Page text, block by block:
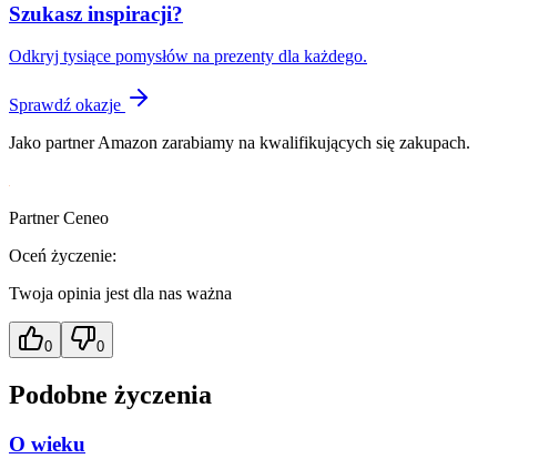
Szukasz inspiracji?
Odkryj tysiące pomysłów na prezenty dla każdego.
Sprawdź okazje
Jako partner Amazon zarabiamy na kwalifikujących się zakupach.
Partner Ceneo
Oceń życzenie:
Twoja opinia jest dla nas ważna
0 0
Podobne życzenia
O wieku